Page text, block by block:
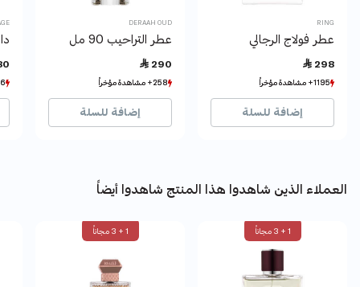
RING
عطر فولاج الرجالي
 298
1195+ مشاهدة مؤخراً
1782+ بيع مؤخراً
1195+ مشاهدة مؤخراً
1782+ بيع مؤخراً
إضافة للسلة
DERAAH OUD
عطر التراحيب 90 مل
 290
258+ مشاهدة مؤخراً
348+ بيع مؤخراً
258+ مشاهدة مؤخراً
348+ بيع مؤخراً
إضافة للسلة
العملاء الذين شاهدوا هذا المنتج شاهدوا أيضاً
1 + 3 مجاناً 1 + 3 مجاناً